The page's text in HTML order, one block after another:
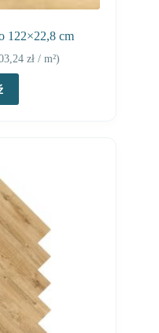
122×22,8 cm
zł/ m²)